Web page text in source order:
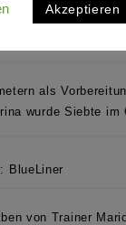
als
wurde Siebte im
BlueLiner
von Trainer
Akzeptieren